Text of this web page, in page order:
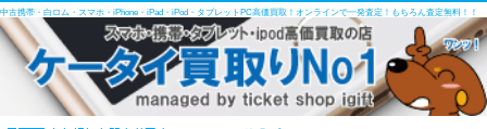
中古携帯・白ロム・スマホ・iPhone・iPad・iPod・タブレットPC高価買取！オンラインで一発査定！もちろん査定無料！！